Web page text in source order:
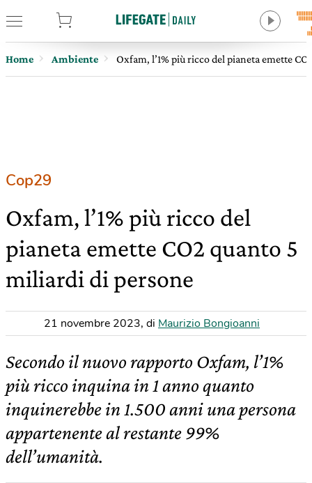
Home Ambiente Oxfam, l’1% più ricco del pianeta emette
Cop29
Oxfam, l’1% più ricco del
pianeta emette CO2 quanto 5
miliardi di persone
21 novembre 2023, di Maurizio Bongioanni
Secondo il nuovo rapporto Oxfam, l’1%
più ricco inquina in 1 anno quanto
inquinerebbe in 1.500 anni una persona
appartenente al restante 99%
dell’umanità.